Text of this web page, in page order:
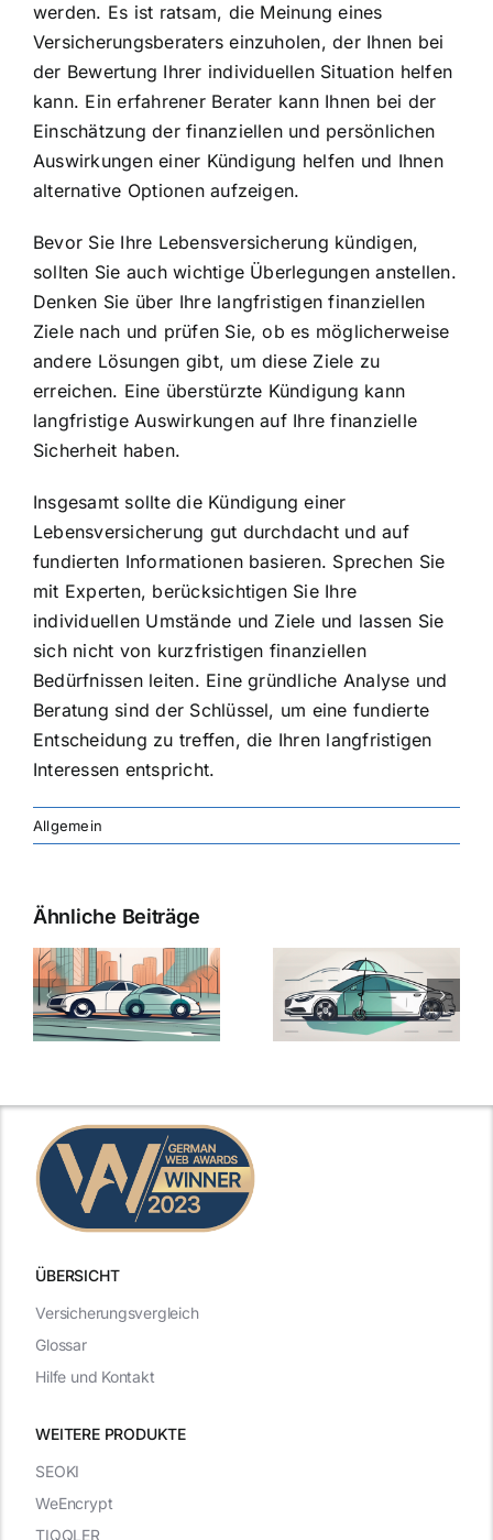
werden. Es ist ratsam, die Meinung eines
Versicherungsberaters einzuholen, der Ihnen bei
der Bewertung Ihrer individuellen Situation helfen
kann. Ein erfahrener Berater kann Ihnen bei der
Einschätzung der finanziellen und persönlichen
Auswirkungen einer Kündigung helfen und Ihnen
alternative Optionen aufzeigen.
Bevor Sie Ihre Lebensversicherung kündigen,
sollten Sie auch wichtige Überlegungen anstellen.
Denken Sie über Ihre langfristigen finanziellen
Ziele nach und prüfen Sie, ob es möglicherweise
andere Lösungen gibt, um diese Ziele zu
erreichen. Eine überstürzte Kündigung kann
langfristige Auswirkungen auf Ihre finanzielle
Sicherheit haben.
Insgesamt sollte die Kündigung einer
Lebensversicherung gut durchdacht und auf
fundierten Informationen basieren. Sprechen Sie
mit Experten, berücksichtigen Sie Ihre
individuellen Umstände und Ziele und lassen Sie
sich nicht von kurzfristigen finanziellen
Bedürfnissen leiten. Eine gründliche Analyse und
Beratung sind der Schlüssel, um eine fundierte
Entscheidung zu treffen, die Ihren langfristigen
Interessen entspricht.
Allgemein
Ähnliche Beiträge
ÜBERSICHT
WEITERE PRODUKTE
Versicherungsvergleich
Glossar
Hilfe und Kontakt
SEOKI
WeEncrypt
TIQQLER